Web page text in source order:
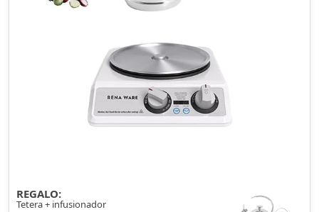
REGALO:
Tetera + infusionador